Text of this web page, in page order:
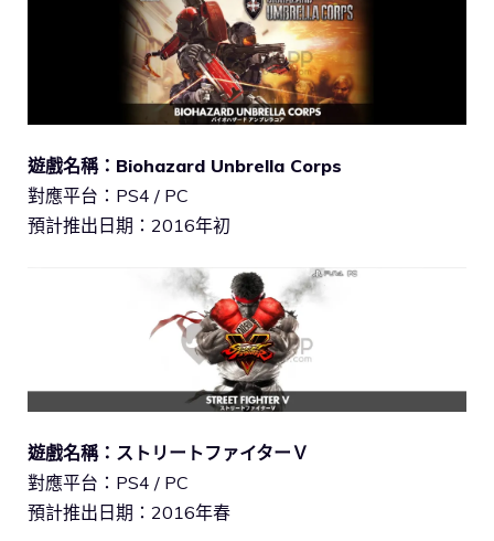
遊戲名稱：Biohazard Unbrella Corps
對應平台：PS4 / PC
預計推出日期：2016年初
遊戲名稱：ストリートファイターＶ
對應平台：PS4 / PC
預計推出日期：2016年春